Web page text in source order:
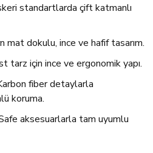
standartlarda çift katmanlı
mat dokulu, ince ve hafif tasarım.
tarz için ince ve ergonomik yapı.
fiber detaylarla
koruma.
aksesuarlarla tam uyumlu